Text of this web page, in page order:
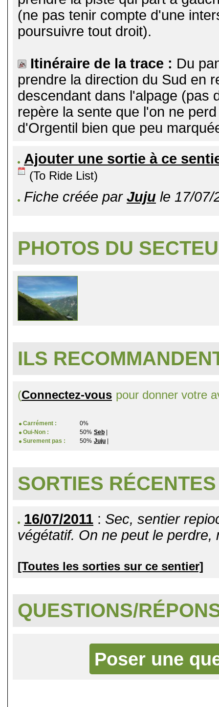
(ne pas tenir compte d'une
poursuivre tout droit).
Itinéraire de la trace : Du
prendre la direction du Sud en
descendant dans l'alpage (pas
repère la sente que l'on ne
d'Orgentil bien que peu
Ajouter une sortie à ce
(To Ride List)
Fiche créée par Juju le 17/07/
PHOTOS DU
ILS
(Connectez-vous pour donner votre
Carrément :
0%
Oui-Non :
50% Seb
Surement pas :
50% Juju
SORTIES RÉCENTES
16/07/2011 : Sec, sentier
végétatif. On ne peut le
[Toutes les sorties sur ce sentier]
QUESTIONS/
Poser une